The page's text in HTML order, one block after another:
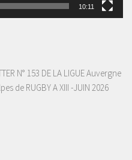
10:11
N° 153 DE LA LIGUE Auvergne
de RUGBY A XIII -JUIN 2026